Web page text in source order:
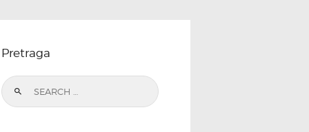
Pretraga
Search
for: